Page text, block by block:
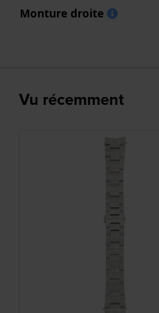
Monture droite
Vu récemment